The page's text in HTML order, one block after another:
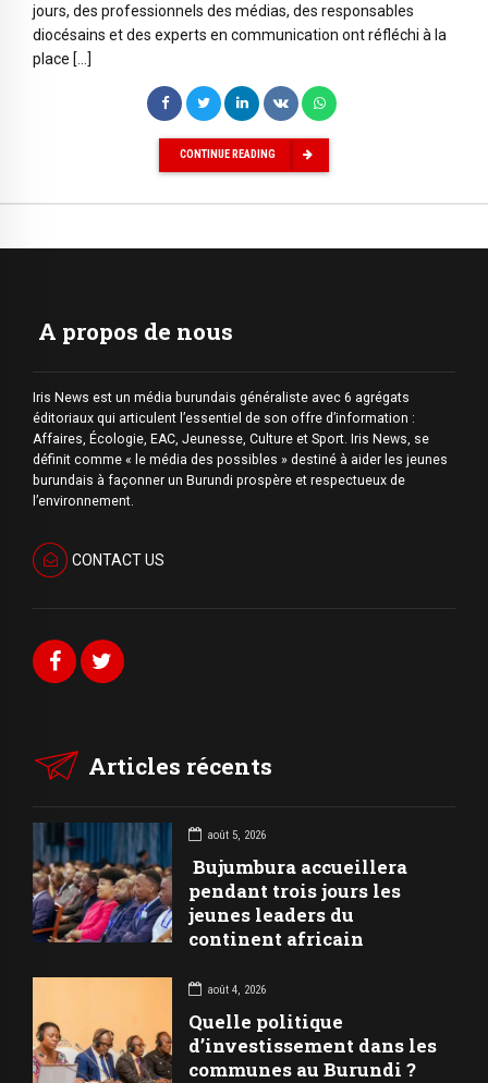
jours, des professionnels des médias, des responsables
diocésains et des experts en communication ont réfléchi à la
place […]
CONTINUE READING
A propos de nous
Iris News est un média burundais généraliste avec 6 agrégats
éditoriaux qui articulent l’essentiel de son offre d’information :
Affaires, Écologie, EAC, Jeunesse, Culture et Sport. Iris News, se
définit comme « le média des possibles » destiné à aider les jeunes
burundais à façonner un Burundi prospère et respectueux de
l’environnement.
CONTACT US
Articles récents
août 5, 2026
Bujumbura accueillera
pendant trois jours les
jeunes leaders du
continent africain
août 4, 2026
Quelle politique
d’investissement dans les
communes au Burundi ?